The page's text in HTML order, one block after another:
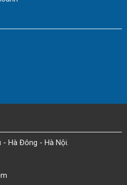
Hà Đông - Hà Nội.